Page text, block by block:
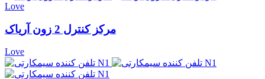
Love
مرکز کنترل 2 زون آریاک
Love